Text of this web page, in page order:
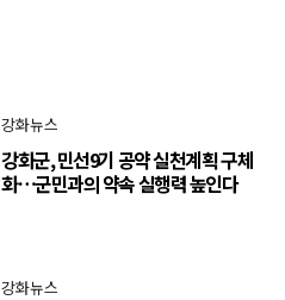
강화뉴스
강화군, 민선9기 공약 실천계획 구체
화…군민과의 약속 실행력 높인다
강화뉴스